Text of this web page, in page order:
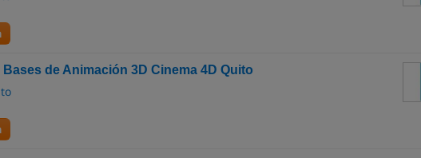
de Animación 3D Cinema 4D Quito